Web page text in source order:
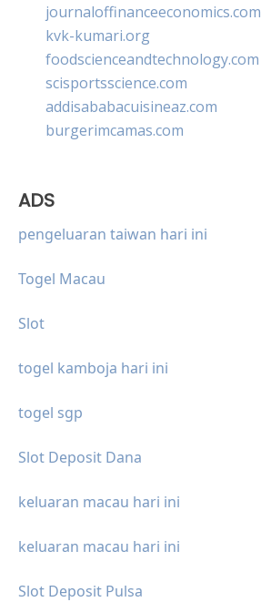
journaloffinanceeconomics.com
kvk-kumari.org
foodscienceandtechnology.com
scisportsscience.com
addisababacuisineaz.com
burgerimcamas.com
ADS
pengeluaran taiwan hari ini
Togel Macau
Slot
togel kamboja hari ini
togel sgp
Slot Deposit Dana
keluaran macau hari ini
keluaran macau hari ini
Slot Deposit Pulsa